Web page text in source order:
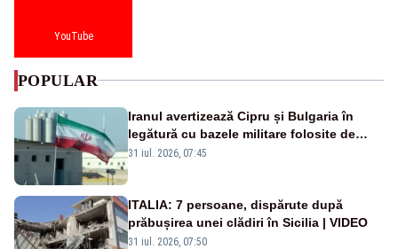
YouTube
POPULAR
Iranul avertizează Cipru și Bulgaria în
legătură cu bazele militare folosite de
SUA
31 iul. 2026, 07:45
ITALIA: 7 persoane, dispărute după
prăbușirea unei clădiri în Sicilia | VIDEO
31 iul. 2026, 07:50